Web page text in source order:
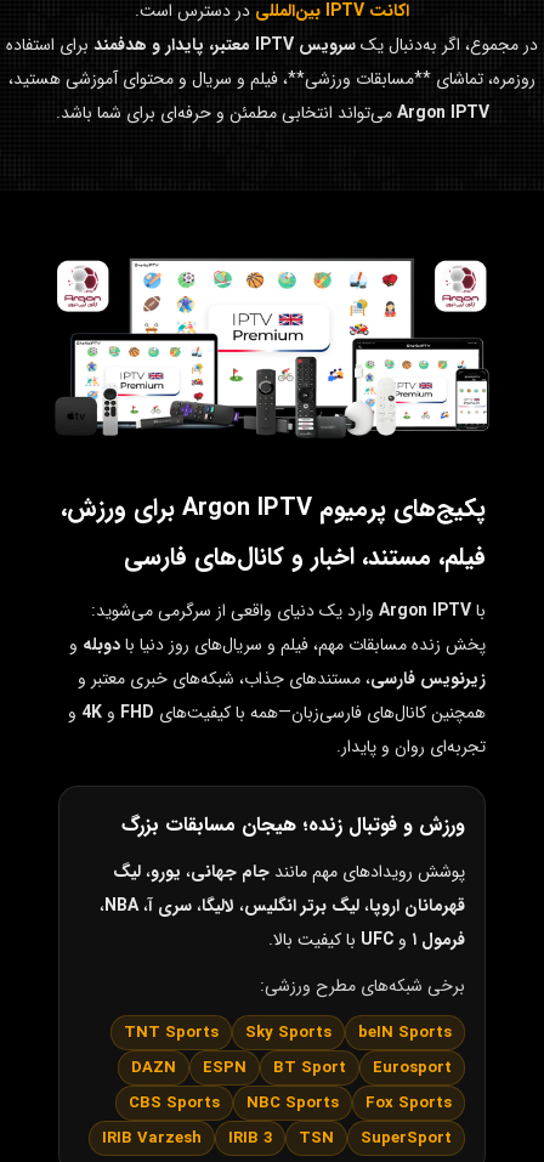
اکانت IPTV بین‌المللی
در دسترس است.
در مجموع، اگر به‌دنبال یکسرویس IPTV معتبر، پایدار و هدفمند
برای استفاده
روزمره، تماشای **مسابقات ورزشی**، فیلم و سریال و محتوای آموزشی هستید،
Argon IPTVمی‌تواند انتخابی مطمئن و حرفه‌ای برای شما باشد.
پکیج‌های پرمیوم Argon IPTV برای ورزش،
فیلم، مستند، اخبار و کانال‌های فارسی
باArgon IPTV وارد یک دنیای واقعی از سرگرمی می‌شوید:
پخش زنده مسابقات مهم، فیلم و سریال‌های روز دنیا بادوبله و
زیرنویس فارسی، مستندهای جذاب، شبکه‌های خبری معتبر و
همچنین کانال‌های فارسی‌زبان—همه با کیفیت‌های FHD و 4K و
تجربه‌ای روان و پایدار.
ورزش و فوتبال زنده؛ هیجان مسابقات بزرگ
پوشش رویدادهای مهم مانند جام جهانی، یورو،لیگ
قهرمانان اروپا،لیگ برتر انگلیس، لالیگا،سری آ،NBA،
فرمول ۱
و UFC با کیفیت بالا.
برخی شبکه‌های مطرح ورزشی:
beIN Sports
Sky Sports
TNT Sports
Eurosport
BT Sport
ESPN
DAZN
Fox Sports
NBC Sports
CBS Sports
SuperSport
TSN
IRIB 3
IRIB Varzesh